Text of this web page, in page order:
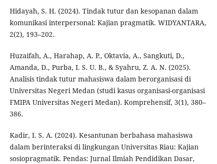
Hidayah, S. H. (2024). Tindak tutur dan kesopanan dalam
komunikasi interpersonal: Kajian pragmatik. WIDYANTARA,
2(2), 193–202.
Huzaifah, A., Harahap, A. P., Oktavia, A., Sangkuti, D.,
Amanda, D., Purba, I. S. U. B., & Syahru, Z. A. N. (2025).
Analisis tindak tutur mahasiswa dalam berorganisasi di
Universitas Negeri Medan (studi kasus organisasi-organisasi
FMIPA Universitas Negeri Medan). Komprehensif, 3(1), 380–
386.
Kadir, I. S. A. (2024). Kesantunan berbahasa mahasiswa
dalam berinteraksi di lingkungan Universitas Riau: Kajian
sosiopragmatik. Pendas: Jurnal Ilmiah Pendidikan Dasar,